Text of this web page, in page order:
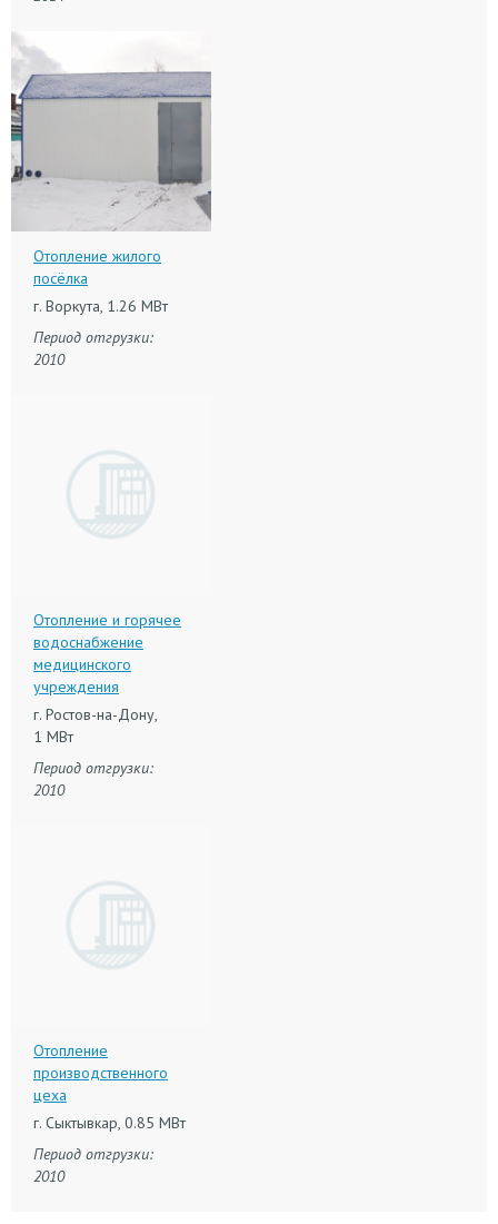
Отопление жилого
посёлка
г. Воркута, 1.26 МВт
Период отгрузки:
2010
Отопление и горячее
водоснабжение
медицинского
учреждения
г. Ростов-на-Дону,
1 МВт
Период отгрузки:
2010
Отопление
производственного
цеха
г. Сыктывкар, 0.85 МВт
Период отгрузки:
2010